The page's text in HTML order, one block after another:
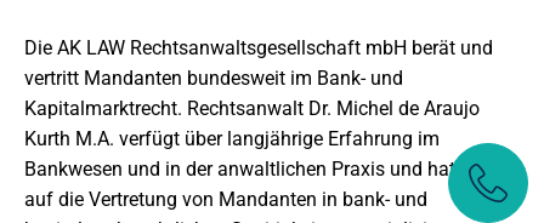
Die AK LAW Rechtsanwaltsgesellschaft mbH berät und
vertritt Mandanten bundesweit im Bank- und
Kapitalmarktrecht. Rechtsanwalt Dr. Michel de Araujo
Kurth M.A. verfügt über langjährige Erfahrung im
Bankwesen und in der anwaltlichen Praxis und hat sich
auf die Vertretung von Mandanten in bank- und